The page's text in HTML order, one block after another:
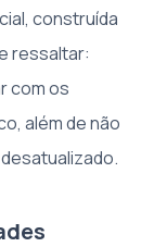
construída
ressaltar:
com os
além de não